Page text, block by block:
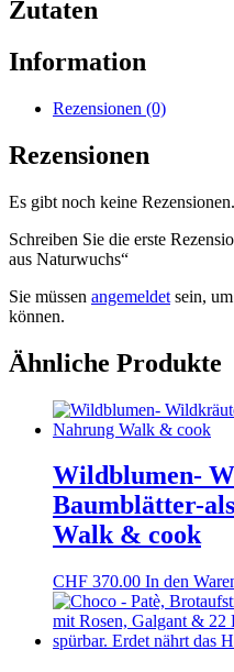
Zutaten
Information
Rezensionen (0)
Rezensionen
Es gibt noch keine Rezensionen.
Schreiben Sie die erste
aus Naturwuchs“
Sie müssen angemeldet sein,
können.
Ähnliche Produkte
Wildblumen-
Baumblätter-
Walk & cook
CHF 370.00 In den